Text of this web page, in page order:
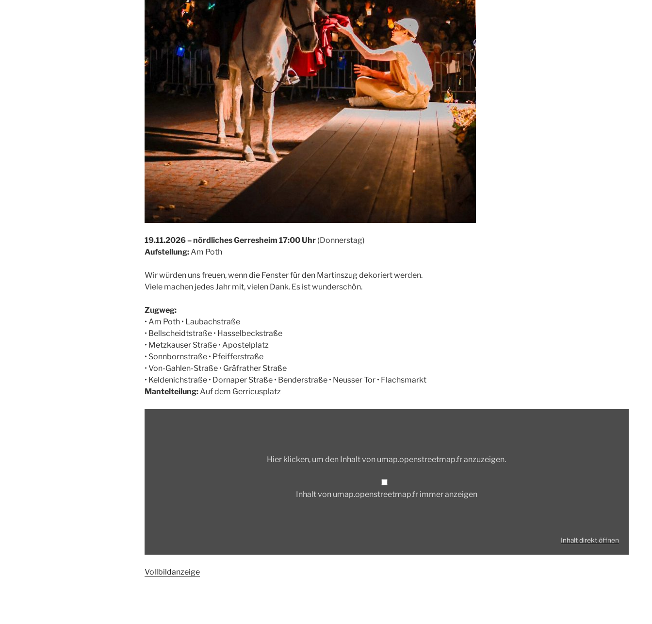
19.11.2026 – nördliches Gerresheim 17:00 Uhr(Donnerstag)
Aufstellung:Am Poth
Wir würden uns freuen, wenn die Fenster für den Martinszug dekoriert werden.
Viele machen jedes Jahr mit, vielen Dank. Es ist wunderschön.
Zugweg:
• Am Poth • Laubachstraße
• Bellscheidtstraße • Hasselbeckstraße
• Metzkauser Straße • Apostelplatz
• Sonnbornstraße • Pfeifferstraße
• Von-Gahlen-Straße • Gräfrather Straße
• Keldenichstraße • Dornaper Straße • Benderstraße • Neusser Tor • Flachsmarkt
Mantelteilung: Auf dem Gerricusplatz
Hier klicken, um den Inhalt von umap.openstreetmap.fr anzuzeigen.
Inhalt von umap.openstreetmap.fr immer anzeigen
Inhalt direkt öffnen
Vollbildanzeige